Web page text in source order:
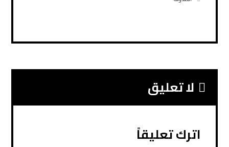
لا تعليق
اترك تعليقاً